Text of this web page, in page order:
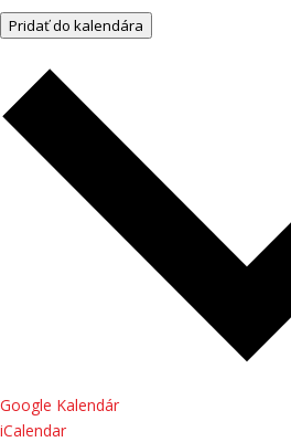
Pridať do kalendára
Google Kalendár
iCalendar